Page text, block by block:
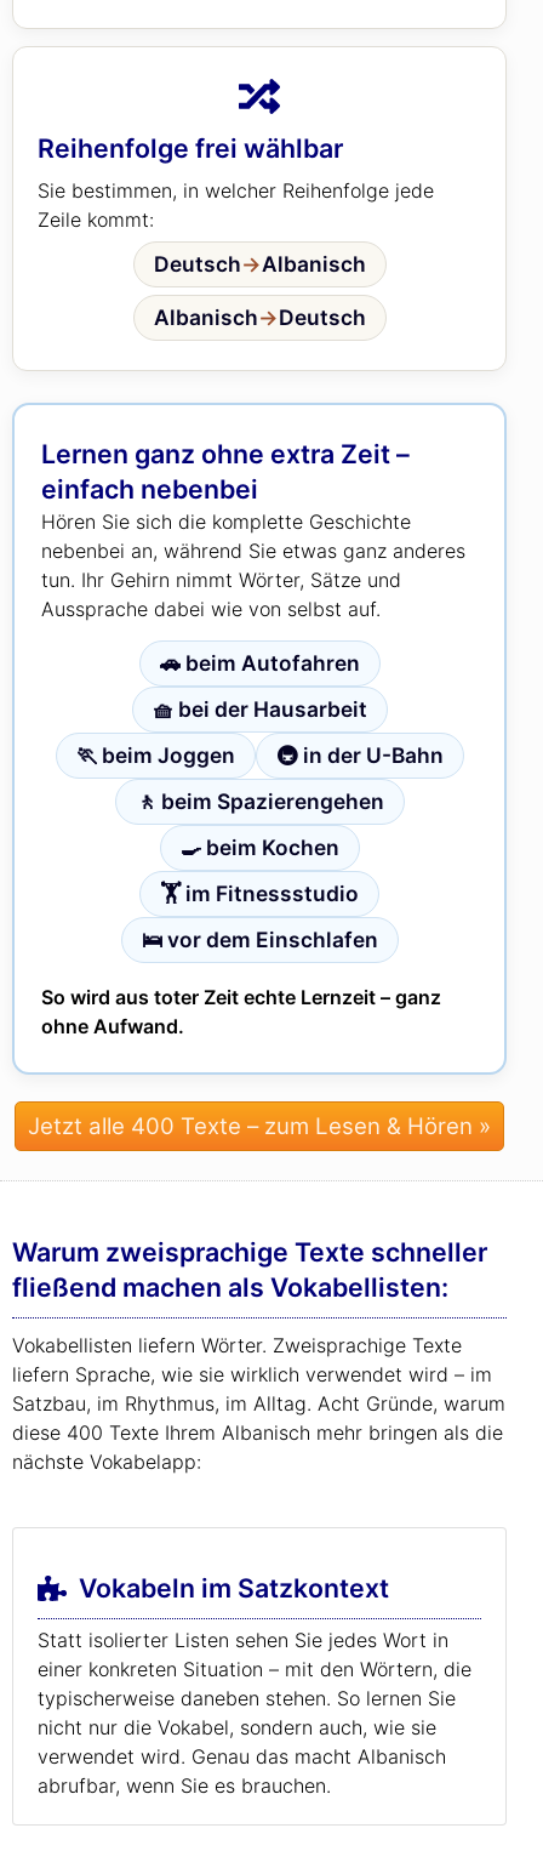
Reihenfolge frei wählbar
Sie bestimmen, in welcher Reihenfolge jede
Zeile kommt:
Deutsch→Albanisch
Albanisch→Deutsch
Lernen ganz ohne extra Zeit –
einfach nebenbei
Hören Sie sich die komplette Geschichte
nebenbei an, während Sie etwas ganz anderes
tun. Ihr Gehirn nimmt Wörter, Sätze und
Aussprache dabei wie von selbst auf.
🚗 beim Autofahren
🧺 bei der Hausarbeit
🏃 beim Joggen
🚇 in der U-Bahn
🚶 beim Spazierengehen
🍳 beim Kochen
🏋️ im Fitnessstudio
🛌 vor dem Einschlafen
So wird aus toter Zeit echte Lernzeit – ganz
ohne Aufwand.
Jetzt alle 400 Texte – zum Lesen & Hören »
Warum zweisprachige Texte schneller
fließend machen als Vokabellisten:
Vokabellisten liefern Wörter. Zweisprachige Texte
liefern Sprache, wie sie wirklich verwendet wird – im
Satzbau, im Rhythmus, im Alltag. Acht Gründe, warum
diese 400 Texte Ihrem Albanisch mehr bringen als die
nächste Vokabelapp:
Vokabeln im Satzkontext
Statt isolierter Listen sehen Sie jedes Wort in
einer konkreten Situation – mit den Wörtern, die
typischerweise daneben stehen. So lernen Sie
nicht nur die Vokabel, sondern auch, wie sie
verwendet wird. Genau das macht Albanisch
abrufbar, wenn Sie es brauchen.